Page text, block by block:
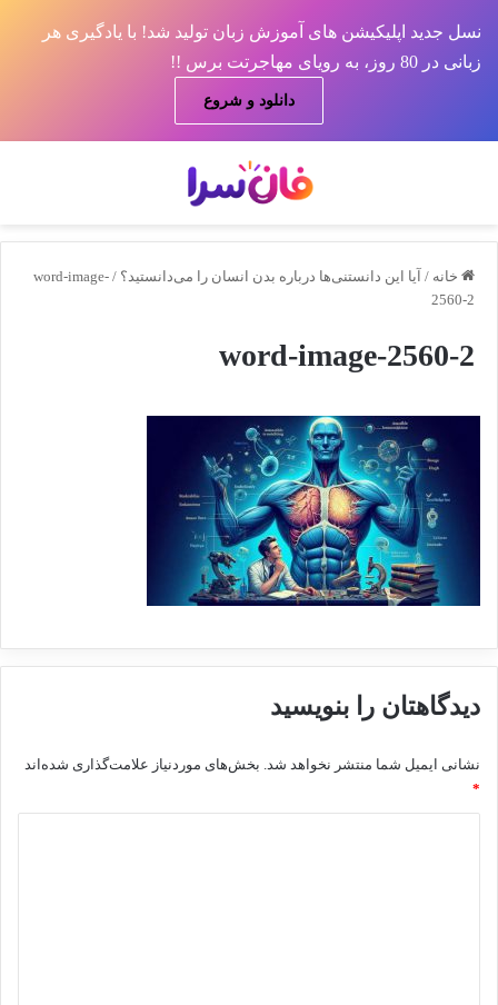
نسل جدید اپلیکیشن های آموزش زبان تولید شد! با یادگیری هر
زبانی در 80 روز، به رویای مهاجرتت برس !!
دانلود و شروع
خانه / آیا این دانستنی‌ها درباره بدن انسان را می‌دانستید؟ /
word-image-
2560-2
word-image-2560-2
دیدگاهتان را بنویسید
نشانی ایمیل شما منتشر نخواهد شد. بخش‌های موردنیاز علامت‌گذاری شده‌اند
*